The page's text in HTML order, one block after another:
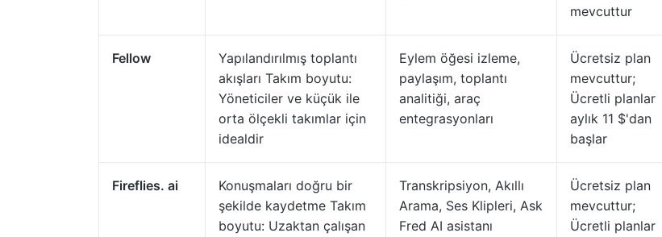
mevcuttur
Fellow
Yapılandırılmış toplantı
akışları Takım boyutu:
Yöneticiler ve küçük ile
orta ölçekli takımlar için
idealdir
Eylem öğesi izleme,
paylaşım, toplantı
analitiği, araç
entegrasyonları
Ücretsiz plan
mevcuttur;
Ücretli planlar
aylık 11 $'dan
başlar
Fireflies. ai
Konuşmaları doğru bir
şekilde kaydetme Takım
boyutu: Uzaktan çalışan
Transkripsiyon, Akıllı
Arama, Ses Klipleri, Ask
Fred AI asistanı
Ücretsiz plan
mevcuttur;
Ücretli planlar